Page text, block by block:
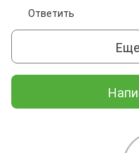
Ответить